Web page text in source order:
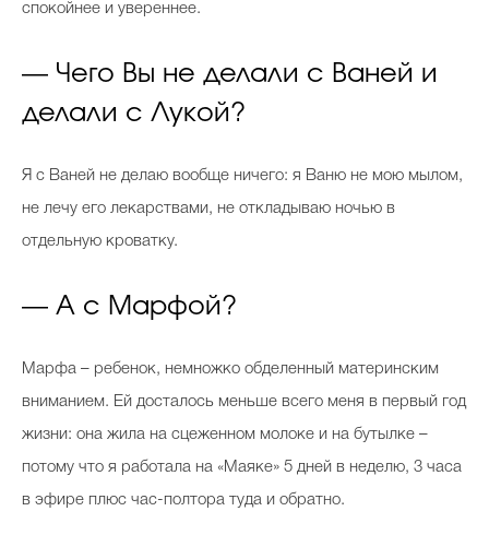
спокойнее и увереннее.
— Чего Вы не делали с Ваней и
делали с Лукой?
Я с Ваней не делаю вообще ничего: я Ваню не мою мылом,
не лечу его лекарствами, не откладываю ночью в
отдельную кроватку.
— А с Марфой?
Марфа – ребенок, немножко обделенный материнским
вниманием. Ей досталось меньше всего меня в первый год
жизни: она жила на сцеженном молоке и на бутылке –
потому что я работала на «Маяке» 5 дней в неделю, 3 часа
в эфире плюс час-полтора туда и обратно.